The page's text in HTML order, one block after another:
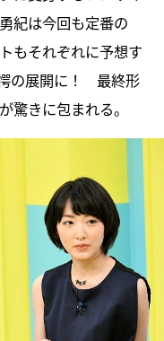
紀は今回も定番の
もそれぞれに予想す
の展開に！ 最終形
驚きに包まれる。